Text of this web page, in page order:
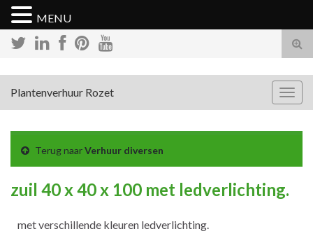
Plantenverhuur Rozet
Terug naarVerhuur diversen
zuil 40 x 40 x 100 met ledverlichting.
met verschillende kleuren ledverlichting.
MENU